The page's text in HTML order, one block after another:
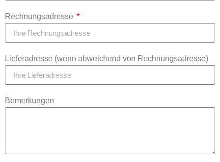
Rechnungsadresse
Lieferadresse (wenn abweichend von Rechnungsadresse)
Bemerkungen